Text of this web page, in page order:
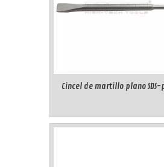
Cincel de martillo plano SDS-